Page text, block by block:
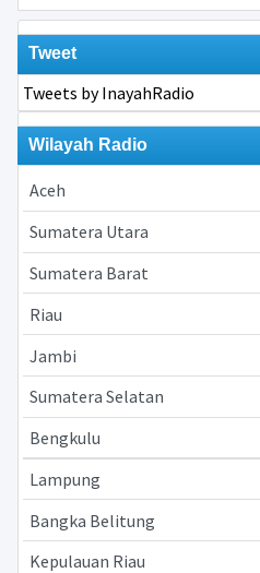
Tweet
Tweets by InayahRadio
Wilayah Radio
Aceh
Sumatera Utara
Sumatera Barat
Riau
Jambi
Sumatera Selatan
Bengkulu
Lampung
Bangka Belitung
Kepulauan Riau